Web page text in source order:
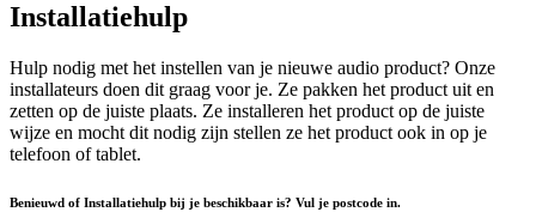
Installatiehulp
Hulp nodig met het instellen van je nieuwe audio product? Onze
installateurs doen dit graag voor je. Ze pakken het product uit en
zetten op de juiste plaats. Ze installeren het product op de juiste
wijze en mocht dit nodig zijn stellen ze het product ook in op je
telefoon of tablet.
Benieuwd of Installatiehulp bij je beschikbaar is? Vul je postcode in.